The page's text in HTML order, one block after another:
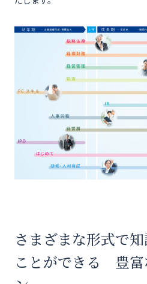
さまざまな形式で
ことができる 豊富